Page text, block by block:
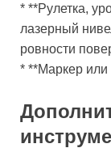
* **Рулетка,
лазерный
ровности
* **Маркер или